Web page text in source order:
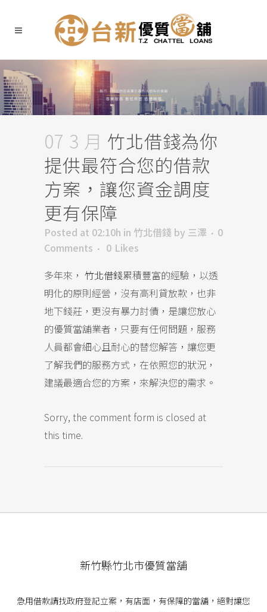
07 3 月 竹北借錢為你
提供最符合您的借款
方案，讓您資金調度
更有保障
Posted at 02:10h in 竹北借錢 by 三澤
0
Comments
0 Likes
多年來， 竹北借錢累積豐富的經驗，以透
明化的原則經營，沒有高利貸放款，也非
地下錢莊，更沒有暴力討債，是讓您放心
的優質當舖業者，只要有任何問題，服務
人員都會細心且耐心的替您解答，讓您更
了解我們的服務方式，在依照您的狀況，
建議最適合您的方案，來解決您的需求。
Sorry, the comment form is closed at
this time.
新竹縣竹北市優質當舖
急用借款請找政府登記立案，有店面，有保障的當舖，絕對讓您